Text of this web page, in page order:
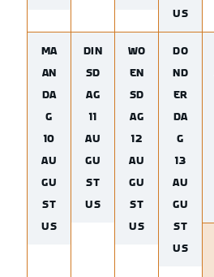
US
MA
AN
DA
G
10
AU
GU
ST
US
DIN
SD
AG
11
AU
GU
ST
US
WO
EN
SD
AG
12
AU
GU
ST
US
DO
ND
ER
DA
G
13
AU
GU
ST
US